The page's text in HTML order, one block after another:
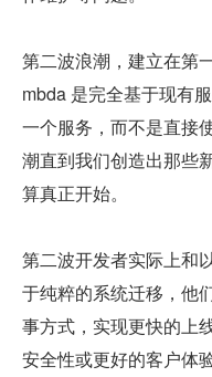
第二波浪潮，建立在第
mbda 是完全基于现有
一个服务，而不是直接
潮直到我们创造出那些
算真正开始。
第二波开发者实际上和
于纯粹的系统迁移，他
事方式，实现更快的上
安全性或更好的客户体